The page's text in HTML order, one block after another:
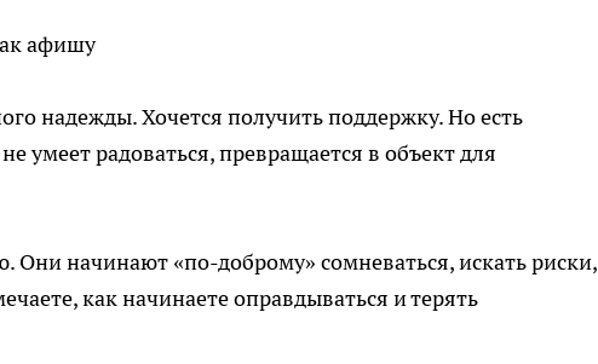
афишу
надежды. Хочется получить поддержку. Но есть
умеет радоваться, превращается в объект для
начинают «по-доброму» сомневаться, искать риски,
как начинаете оправдываться и терять